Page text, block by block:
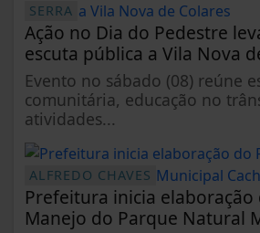
SERRA
Ação no Dia do Pedestre
escuta pública a Vila Nova
Evento no sábado (08) reúne
comunitária, educação no
atividades...
ALFREDO CHAVES
Prefeitura inicia elaboração
Manejo do Parque Natural